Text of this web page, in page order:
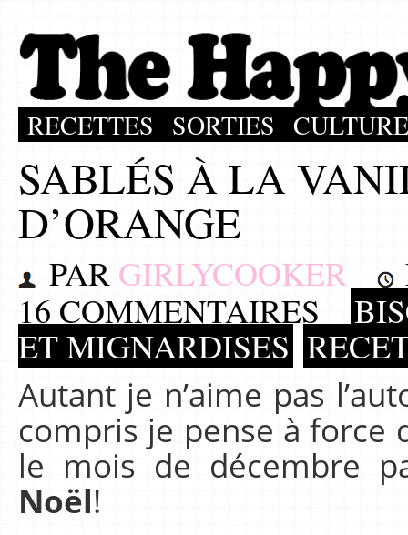
RECETTES SORTIES CULTURE
SABLÉS À LA
D’ORANGE
PAR GIRLYCOOKER
16 COMMENTAIRES
ET MIGNARDISES
Autant je n’aime pas
compris je pense à force
le mois de décembre
Noël!